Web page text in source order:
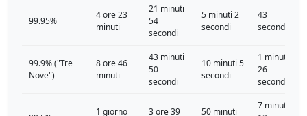
99.95%
4 ore 23
minuti
21 minuti
54
secondi
5 minuti 2
secondi
43
secondi
99.9% ("Tre
Nove")
8 ore 46
minuti
43 minuti
50
secondi
10 minuti 5
secondi
1 minuto
26
secondi
1 giorno
3 ore 39
50 minuti
7 minuti